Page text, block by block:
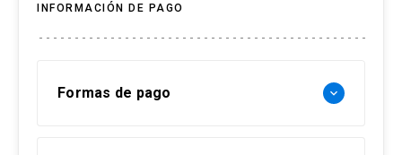
INFORMACIÓN DE PAGO
Formas de pago keyboard_arrow_down